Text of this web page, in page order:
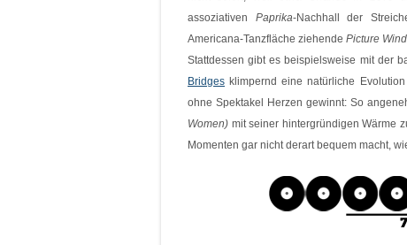
assoziativen Paprika-Nachhall der
Americana-Tanzfläche ziehende Picture
Stattdessen gibt es beispielsweise mit der
Bridges klimpernd eine natürliche
ohne Spektakel Herzen gewinnt: So
Women) mit seiner hintergründigen Wärme
Momenten gar nicht derart bequem macht,